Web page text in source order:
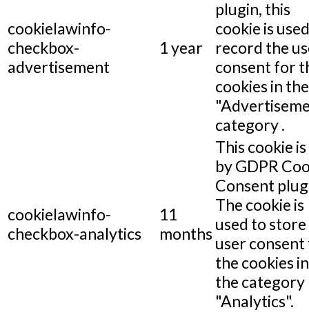
cookielawinfo-
checkbox-
advertisement
1 year
plugin, this
cookie is
record the
consent for
cookies in the
category .
cookielawinfo-
checkbox-analytics
11
months
This cookie
by GDPR
Consent
The cookie is
used to
user
the cookies in
the category
"Analytics".